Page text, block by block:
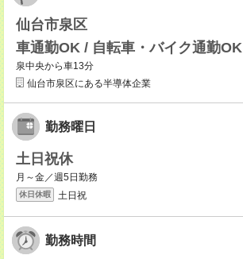
仙台市泉区
車通勤OK / 自転車・バイク通勤OK
泉中央から車13分
仙台市泉区にある半導体企業
勤務曜日
土日祝休
月～金／週5日勤務
休日休暇 土日祝
勤務時間